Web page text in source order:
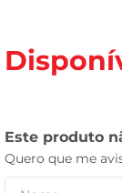
vinho
celular